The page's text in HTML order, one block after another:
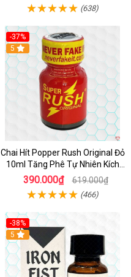
(638)
-37%
5
Chai Hít Popper Rush Original Đỏ
10ml Tăng Phê Tự Nhiên Kích
Thích
390.000₫ 619.000₫
(466)
-38%
5